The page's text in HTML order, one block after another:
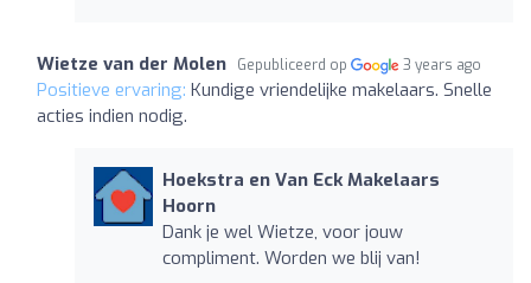
Wietze van der Molen Gepubliceerd op 3 years ago
Positieve ervaring: Kundige vriendelijke makelaars. Snelle
acties indien nodig.
Hoekstra en Van Eck Makelaars
Hoorn
Dank je wel Wietze, voor jouw
compliment. Worden we blij van!